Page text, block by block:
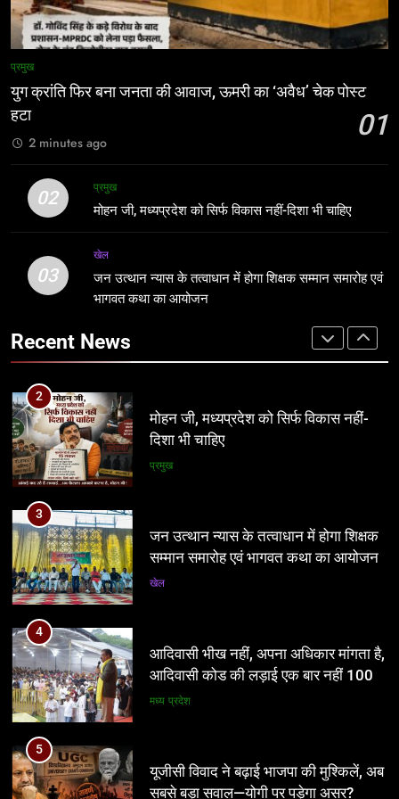
1
का ‘अवैध’ चेक पोस्ट हटा
दिशा भी चाहिए
3
जन उत्थान न्यास के तत्वाधान में होगा शिक्षक
4
आदिवासी भीख नहीं, अपना अधिकार मांगता है,
आदिवासी कोड की लड़ाई एक बार नहीं 100
बार लड़ेंगे: उमंग सिंघार
मध्य प्रदेश
5
यूजीसी विवाद ने बढ़ाई भाजपा की मुश्किलें, अब
सबसे बड़ा सवाल—योगी पर पड़ेगा असर?
नई दिल्ली
6
आठवां वेतनमान अटका, एक करोड़ से ज्यादा
परिवारों की नजर सरकार पर
प्रमुख
7
आज से भारतीय जनता युवा मोर्चा ग्वालियर
महानगर का हर कार्यकर्ता अपने आप को जिला
प्रमुख
युग क्रांति फिर बना जनता की आवाज, ऊमरी का ‘अवैध’ चेक पोस्ट
हटा
01
2 minutes ago
02
प्रमुख
मोहन जी, मध्यप्रदेश को सिर्फ विकास नहीं-दिशा भी चाहिए
03
खेल
जन उत्थान न्यास के तत्वाधान में होगा शिक्षक सम्मान समारोह एवं
भागवत कथा का आयोजन
Recent News
8
सरकार, कांग्रेस अन्याय के खिलाफ निर्णायक
1
का ‘अवैध’ चेक पोस्ट हटा
प्रमुख
2
मोहन जी, मध्यप्रदेश को सिर्फ विकास नहीं-
3
जन उत्थान न्यास के तत्वाधान में होगा शिक्षक
सम्मान समारोह एवं भागवत कथा का आयोजन
खेल
4
आदिवासी भीख नहीं, अपना अधिकार मांगता है,
आदिवासी कोड की लड़ाई एक बार नहीं 100
बार लड़ेंगे: उमंग सिंघार
मध्य प्रदेश
5
यूजीसी विवाद ने बढ़ाई भाजपा की मुश्किलें, अब
सबसे बड़ा सवाल—योगी पर पड़ेगा असर?
नई दिल्ली
6
आठवां वेतनमान अटका, एक करोड़ से ज्यादा
परिवारों की नजर सरकार पर